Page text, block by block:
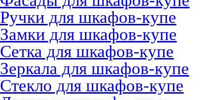
Ручки для шкафов-купе
Замки для шкафов-купе
Сетка для шкафов-купе
Зеркала для шкафов-купе
Стекло для шкафов-купе